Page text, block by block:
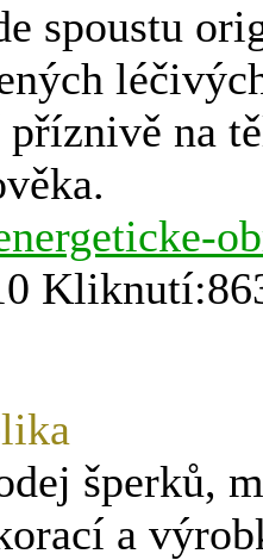
spoustu
příznivě na
šperků,
a